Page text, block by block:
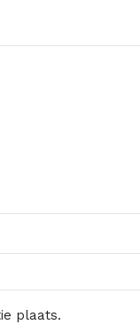
plaats.